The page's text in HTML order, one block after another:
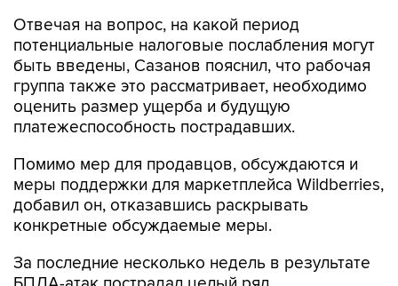
Отвечая на вопрос, на какой период
потенциальные налоговые послабления могут
быть введены, Сазанов пояснил, что рабочая
группа также это рассматривает, необходимо
оценить размер ущерба и будущую
платежеспособность пострадавших.
Помимо мер для продавцов, обсуждаются и
меры поддержки для маркетплейса Wildberries,
добавил он, отказавшись раскрывать
конкретные обсуждаемые меры.
За последние несколько недель в результате